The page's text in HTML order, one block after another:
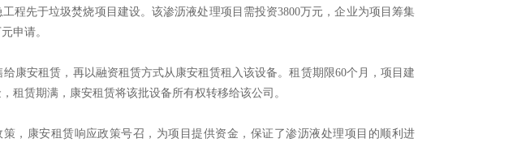
程先于垃圾焚烧项目建设。该渗沥液处理项目需投资3800万元，企业为项目筹集
申请。
康安租赁，再以融资租赁方式从康安租赁租入该设备。租赁期限60个月，项目建
租赁期满，康安租赁将该批设备所有权转移给该公司。
，康安租赁响应政策号召，为项目提供资金，保证了渗沥液处理项目的顺利进